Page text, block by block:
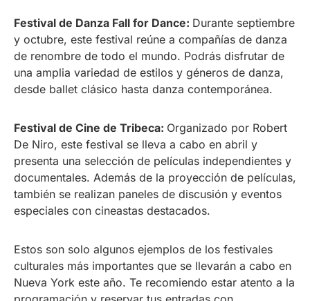
Festival de Danza Fall for Dance: Durante septiembre
y octubre, este festival reúne a compañías de danza
de renombre de todo el mundo. Podrás disfrutar de
una amplia variedad de estilos y géneros de danza,
desde ballet clásico hasta danza contemporánea.
Festival de Cine de Tribeca: Organizado por Robert
De Niro, este festival se lleva a cabo en abril y
presenta una selección de películas independientes y
documentales. Además de la proyección de películas,
también se realizan paneles de discusión y eventos
especiales con cineastas destacados.
Estos son solo algunos ejemplos de los festivales
culturales más importantes que se llevarán a cabo en
Nueva York este año. Te recomiendo estar atento a la